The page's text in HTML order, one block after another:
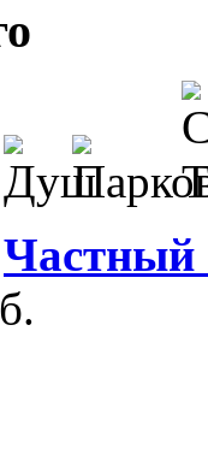
Частный